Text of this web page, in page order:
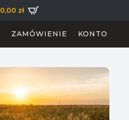
0,00 zł
ZAMÓWIENIE KONTO